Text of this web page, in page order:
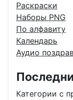
Раскраски
Наборы PNG
По алфавиту
Календарь
Аудио
Категории с